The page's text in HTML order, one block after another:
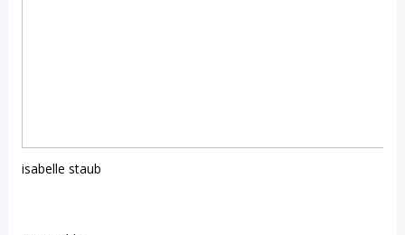
isabelle staub